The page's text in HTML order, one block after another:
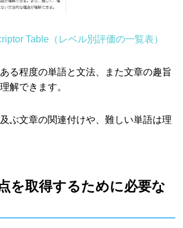
Table（レベル別評価の一覧表）
る程度の単語と文法、また文章の趣旨
解できます。
ぶ文章の関連付けや、難しい単語は理
を取得するために必要な